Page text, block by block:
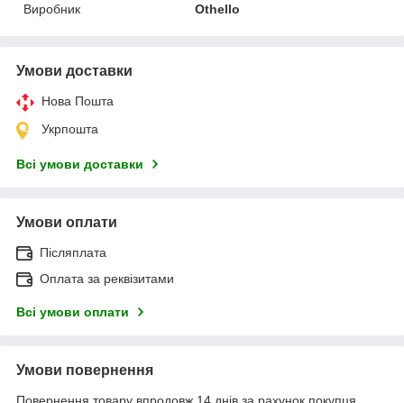
Виробник
Othello
Умови доставки
Нова Пошта
Укрпошта
Всі умови доставки
Умови оплати
Післяплата
Оплата за реквізитами
Всі умови оплати
Умови повернення
Повернення товару впродовж 14 днів за рахунок покупця